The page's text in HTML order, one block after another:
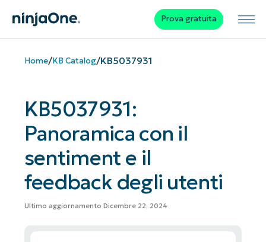
Prova gratuita
Home/KB Catalog/KB5037931
KB5037931:
Panoramica con il
sentiment e il
feedback degli utenti
Ultimo aggiornamento Dicembre 22, 2024